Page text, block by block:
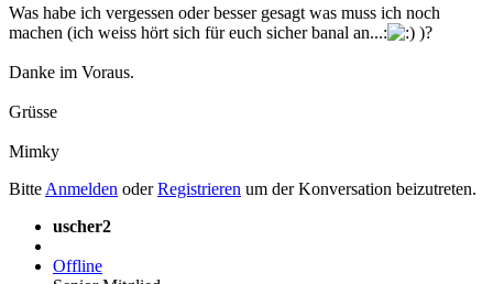
Was habe ich vergessen oder besser gesagt was muss ich noch
machen (ich weiss hört sich für euch sicher banal an...:
)?
Danke im Voraus.
Grüsse
Mimky
Bitte Anmelden oderRegistrieren um der Konversation beizutreten.
uscher2
Offline